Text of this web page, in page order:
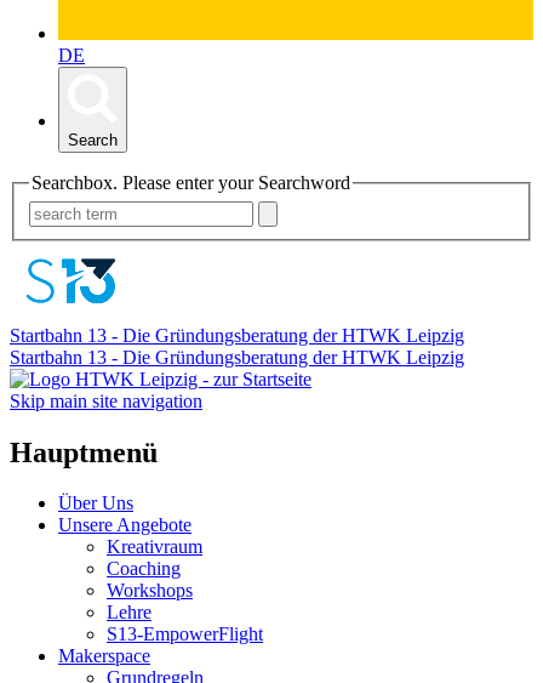
DE
Search
Searchbox. Please enter your Searchword
Startbahn 13 - Die Gründungsberatung der HTWK Leipzig
Startbahn 13 - Die Gründungsberatung der HTWK Leipzig
Skip main site navigation
Hauptmenü
Über Uns
Unsere Angebote
Kreativraum
Coaching
Workshops
Lehre
S13-EmpowerFlight
Makerspace
Grundregeln